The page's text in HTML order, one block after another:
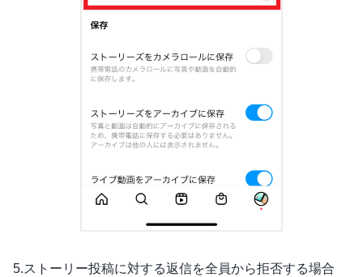
5.ストーリー投稿に対する返信を全員から拒否する場合